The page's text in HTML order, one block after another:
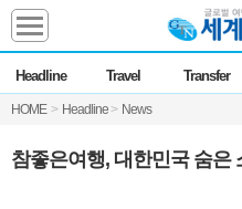
Headline Travel Transfer
HOME > Headline > News
Headline
전체 News
Commentary Opinion
Focus Marketing
참좋은여행, 대한민국 숨은